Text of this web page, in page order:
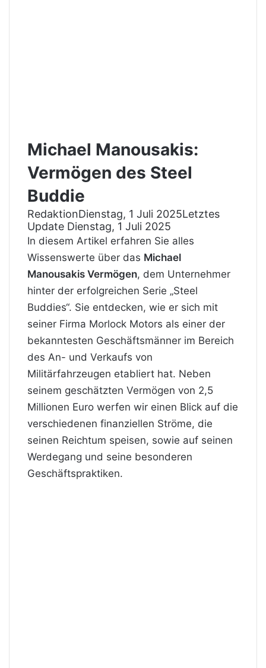
Michael Manousakis:
Vermögen des Steel
Buddie
RedaktionDienstag, 1 Juli 2025Letztes
Update Dienstag, 1 Juli 2025
In diesem Artikel erfahren Sie alles
Wissenswerte über das Michael
Manousakis Vermögen, dem Unternehmer
hinter der erfolgreichen Serie „Steel
Buddies“. Sie entdecken, wie er sich mit
seiner Firma Morlock Motors als einer der
bekanntesten Geschäftsmänner im Bereich
des An- und Verkaufs von
Militärfahrzeugen etabliert hat. Neben
seinem geschätzten Vermögen von 2,5
Millionen Euro werfen wir einen Blick auf die
verschiedenen finanziellen Ströme, die
seinen Reichtum speisen, sowie auf seinen
Werdegang und seine besonderen
Geschäftspraktiken.